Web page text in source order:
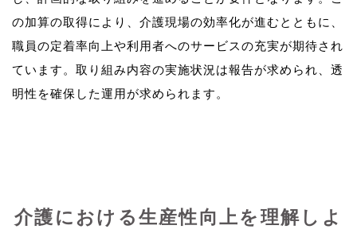
の加算の取得により、介護現場の効率化が進むとともに、
職員の定着率向上や利用者へのサービスの充実が期待され
ています。取り組み内容の実施状況は報告が求められ、透
介護における生産性向上を理解しよ